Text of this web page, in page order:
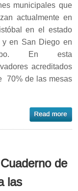
municipales que
actualmente en
en el estado
y en San Diego en
En esta
acreditados
70% de las mesas
de
las